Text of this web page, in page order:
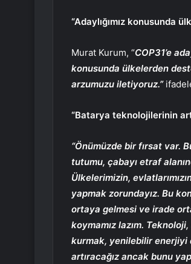
“Adaylığımız konusunda
Murat Kurum, “COP31’e
konusunda ülkelerden
arzumuzu iletiyoruz.”
“Batarya teknolojilerinin
“Önümüzde bir fırsat var.
tutumu, çabayı etraf
Ülkelerimizin,
yapmak zorundayız. Bu
ortaya gelmesi ve irade
koymamız lazım.
kurmak, yenilebilir enerjiyi
artıracağız ancak bunu